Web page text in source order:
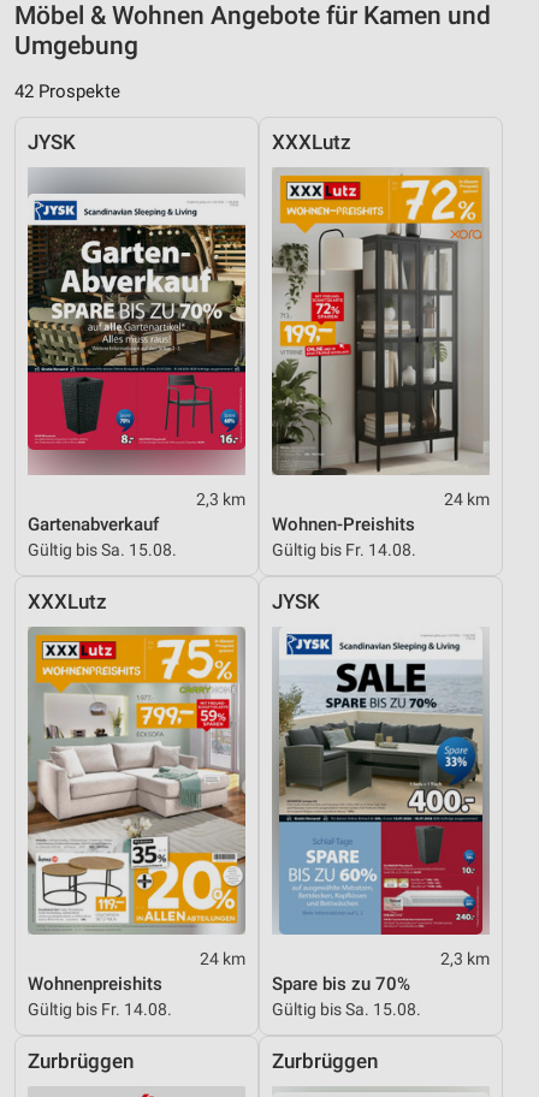
Möbel & Wohnen Angebote für Kamen und
Umgebung
42 Prospekte
JYSK
2,3 km
Gartenabverkauf
Gültig bis Sa. 15.08.
XXXLutz
24 km
Wohnen-Preishits
Gültig bis Fr. 14.08.
XXXLutz
24 km
Wohnenpreishits
Gültig bis Fr. 14.08.
JYSK
2,3 km
Spare bis zu 70%
Gültig bis Sa. 15.08.
Zurbrüggen Zurbrüggen